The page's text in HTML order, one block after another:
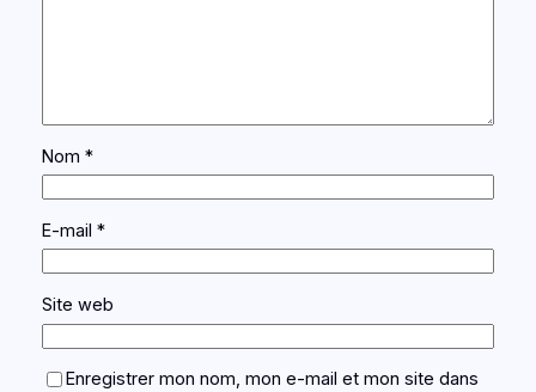
Nom *
E-mail *
Site web
Enregistrer mon nom, mon e-mail et mon site dans